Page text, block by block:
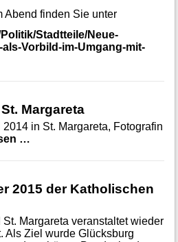
Abend finden Sie unter
Stadtteile/Neue-
Vorbild-im-Umgang-mit-
Margareta
in St. Margareta, Fotografin
…
2015 der Katholischen
Margareta veranstaltet wieder
Als Ziel wurde Glücksburg